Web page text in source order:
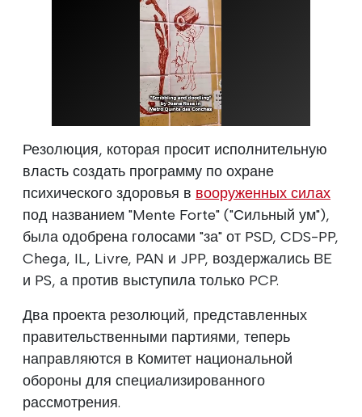
Резолюция, которая просит исполнительную
власть создать программу по охране
психического здоровья в вооруженных силах
под названием "Mente Forte" ("Сильный ум"),
была одобрена голосами "за" от PSD, CDS-PP,
Chega, IL, Livre, PAN и JPP, воздержались BE
и PS, а против выступила только PCP.
Два проекта резолюций, представленных
правительственными партиями, теперь
направляются в Комитет национальной
обороны для специализированного
рассмотрения.